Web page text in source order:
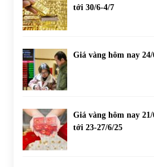
tới 30/6-4/7
Giá vàng hôm nay
Giá vàng hôm nay
tới 23-27/6/25